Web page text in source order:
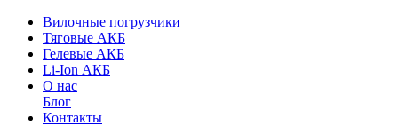
Вилочные погрузчики
Тяговые АКБ
Гелевые АКБ
Li-Ion АКБ
О нас
Блог
Контакты